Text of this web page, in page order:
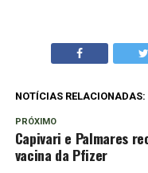
NOTÍCIAS RELACIONADAS:
PRÓXIMO
Capivari e Palmares
vacina da Pfizer